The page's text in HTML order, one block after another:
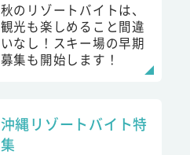
秋のリゾートバイトは、
観光も楽しめること間違
いなし！スキー場の早期
募集も開始します！
沖縄リゾートバイト特
集